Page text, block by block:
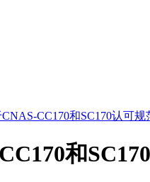
CC170和SC170认可规
和